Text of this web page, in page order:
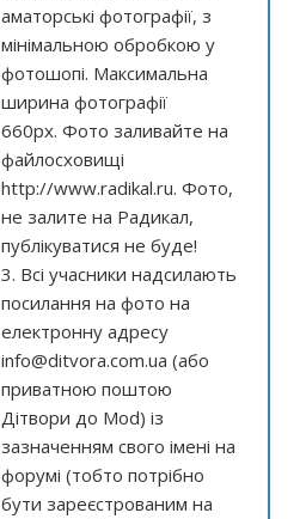
аматорські фотографії, з
мінімальною обробкою у
фотошопі. Максимальна
ширина фотографії
660px. Фото заливайте на
файлосховищі
http://www.radikal.ru. Фото,
не залите на Радикал,
публікуватися не буде!
3. Всі учасники надсилають
посилання на фото на
електронну адресу
info@ditvora.com.ua (або
приватною поштою
Дітвори до Mod) із
зазначенням свого імені на
форумі (тобто потрібно
бути зареєстрованим на